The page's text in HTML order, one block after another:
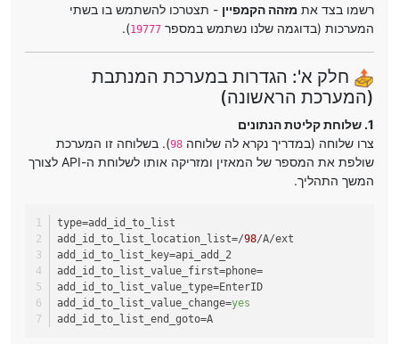
רשמו בצד את מזהה הקמפיין - תצטרכו להשתמש בו בשתי
המערכות (בדוגמה שלנו נשתמש במספר 19777
).
חלק א': הגדרות במערכת המנתבת
(המערכת הראשונה)
1. שלוחת קליטת הנתונים
צרו שלוחה (במדריך נקרא לה שלוחה 98). בשלוחה זו המערכת
שולפת את המספר של המאזין ומזריקה אותו לשלוחת ה-API לצורך
המשך התהליך.
type=add_id_to_list
add_id_to_list_location_list=/98/A/ext
add_id_to_list_key=api_add_2
add_id_to_list_value_first=phone=
add_id_to_list_value_type=EnterID
add_id_to_list_value_change=yes
add_id_to_list_end_goto=A